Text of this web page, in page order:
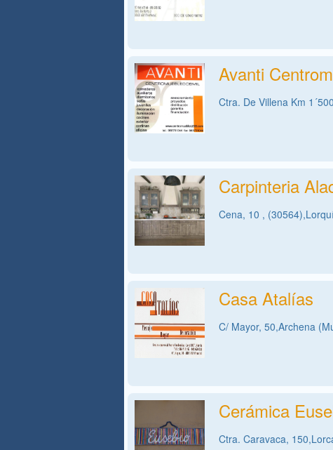
Avanti
Ctra. De Villena Km
Carpinteria
Cena, 10 ,
Casa Atalías
C/ Mayor, 50,Archena
Cerámica
Ctra. Caravaca,